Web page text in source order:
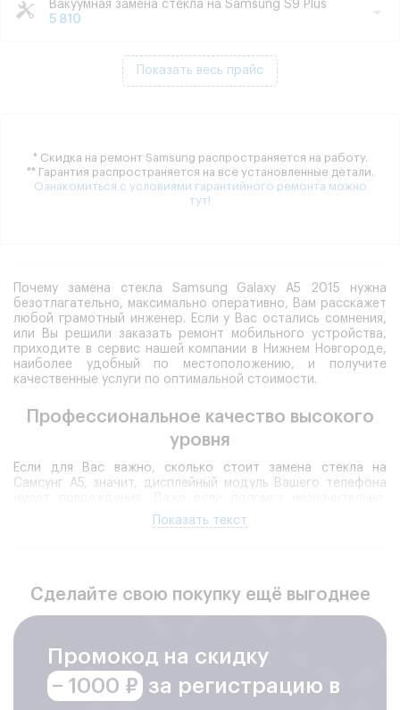
Вакуумная замена стекла на Samsung S9 Plus
5 810
Показать весь прайс
* Скидка на ремонт Samsung распространяется на работу.
** Гарантия распространяется на все установленные детали.
Ознакомиться с условиями гарантийного ремонта можно
тут!
Почему замена стекла Samsung Galaxy A5 2015 нужна
безотлагательно, максимально оперативно, Вам расскажет
любой грамотный инженер. Если у Вас остались сомнения,
или Вы решили заказать ремонт мобильного устройства,
приходите в сервис нашей компании в Нижнем Новгороде,
наиболее удобный по местоположению, и получите
качественные услуги по оптимальной стоимости.
Профессиональное качество высокого
уровня
Если для Вас важно, сколько стоит замена стекла на
Самсунг А5, значит, дисплейный модуль Вашего телефона
стоит получить профессиональную консультацию
надежных материалов. Но избежать его повреждения
опасность в этом случае – герметичность телефона
элементов увеличивается. Гораздо проще
своевременно на Самсунг А5 поменять заднее стекло,
чем в дальнейшем тратить более серьезные суммы на
Показать текст
Сделайте свою покупку ещё выгоднее
Промокод на скидку
− 1000 ₽ за регистрацию в